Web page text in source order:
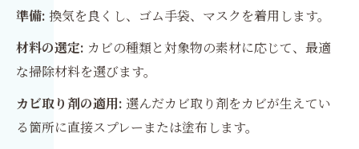
準備: 換気を良くし、ゴム手袋、マスクを着用します。
材料の選定: カビの種類と対象物の素材に応じて、最適
な掃除材料を選びます。
カビ取り剤の適用: 選んだカビ取り剤をカビが生えてい
る箇所に直接スプレーまたは塗布します。